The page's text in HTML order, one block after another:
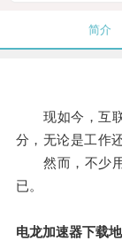
简介
现如今，互联
分，无论是工作
然而，不少用
已。
电龙加速器下载